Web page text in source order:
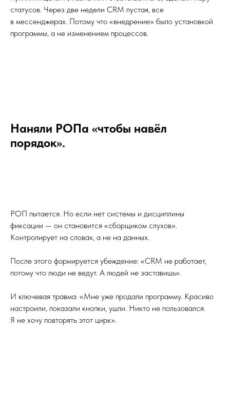
статусов. Через две недели CRM пустая, все
в мессенджерах. Потому что «внедрение» было установкой
программы, а не изменением процессов.
Наняли РОПа «чтобы навёл
порядок».
РОП пытается. Но если нет системы и дисциплины
фиксации — он становится «сборщиком слухов».
Контролирует на словах, а не на данных.
После этого формируется убеждение: «CRM не работает,
потому что люди не ведут. А людей не заставишь».
И ключевая травма: «Мне уже продали программу. Красиво
настроили, показали кнопки, ушли. Никто не пользовался.
Я не хочу повторять этот цирк».